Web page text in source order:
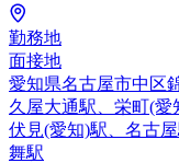
勤務地
面接地
愛知県名古屋市中区
久屋大通駅、栄町(愛
伏見(愛知)駅、名古
舞駅